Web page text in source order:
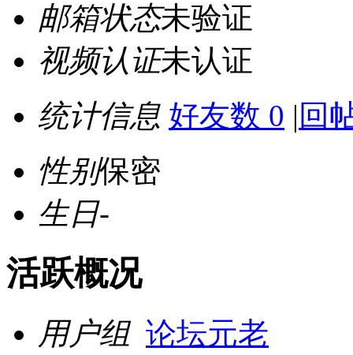
邮箱状态未验证
视频认证未认证
统计信息 好友数 0 | 回
性别保密
生日-
活跃概况
用户组 论坛元老